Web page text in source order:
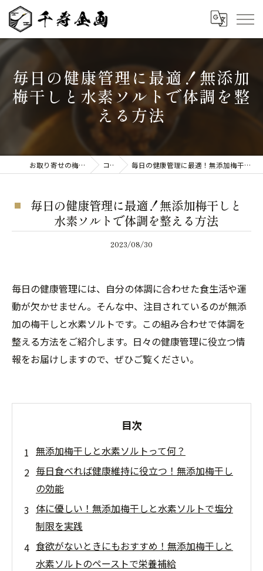
毎日の健康管理に最適！無添加
梅干しと水素ソルトで体調を整
える方法
お取り寄せの梅干しなら千寿企画 コラム 毎日の健康管理に最適！無添加梅干しと水素ソルトで体調を整える方法
毎日の健康管理に最適！無添加梅干しと
水素ソルトで体調を整える方法
2023/08/30
毎日の健康管理には、自分の体調に合わせた食生活や運
動が欠かせません。そんな中、注目されているのが無添
加の梅干しと水素ソルトです。この組み合わせで体調を
整える方法をご紹介します。日々の健康管理に役立つ情
報をお届けしますので、ぜひご覧ください。
目次
無添加梅干しと水素ソルトって何？
毎日食べれば健康維持に役立つ！無添加梅干し
の効能
体に優しい！無添加梅干しと水素ソルトで塩分
制限を実践
食欲がないときにもおすすめ！無添加梅干しと
水素ソルトのペーストで栄養補給